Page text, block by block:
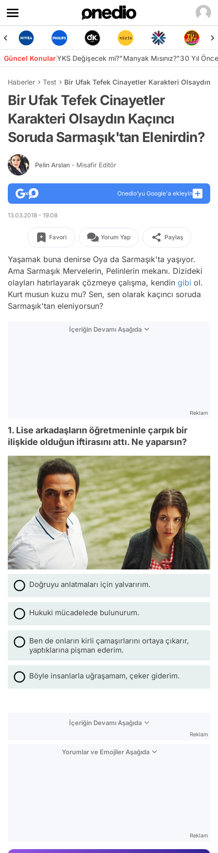
Güncel KonularYKS Değişecek mi?"Manyak Mısınız?"30 Yıl
Haberler Test Bir Ufak Tefek Cinayetler Karakteri Olsaydın
Bir Ufak Tefek Cinayetler
Karakteri Olsaydın Kaçıncı
Soruda Sarmaşık'tan Elenirdin?
Pelin Arslan - Misafir Editör
Onedio’yu Google'a ekleyin
13.03.2018 - 19:08
Favori Yorum Yap Paylaş
Yaşamak buna denirse Oya da Sarmaşık'ta yaşıyor.
Ama Sarmaşık Mervelerin, Pelinlerin mekanı. Dizideki
olayları hatırlayarak çözmeye çalışma, kendin gibi ol.
Kurt musun kuzu mu? Sen, sen olarak kaçıncı soruda
Sarmaşık'tan eleniyorsun?
İçeriğin Devamı Aşağıda
Reklam
1. Lise arkadaşların öğretmeninle çarpık bir
ilişkide olduğun iftirasını attı. Ne yaparsın?
Doğruyu anlatmaları için yalvarırım.
Hukuki mücadelede bulunurum.
Ben de onların kirli çamaşırlarını ortaya çıkarır,
yaptıklarına pişman ederim.
Böyle insanlarla uğraşamam, çeker giderim.
İçeriğin Devamı Aşağıda
Reklam
Yorumlar ve Emojiler Aşağıda
Reklam